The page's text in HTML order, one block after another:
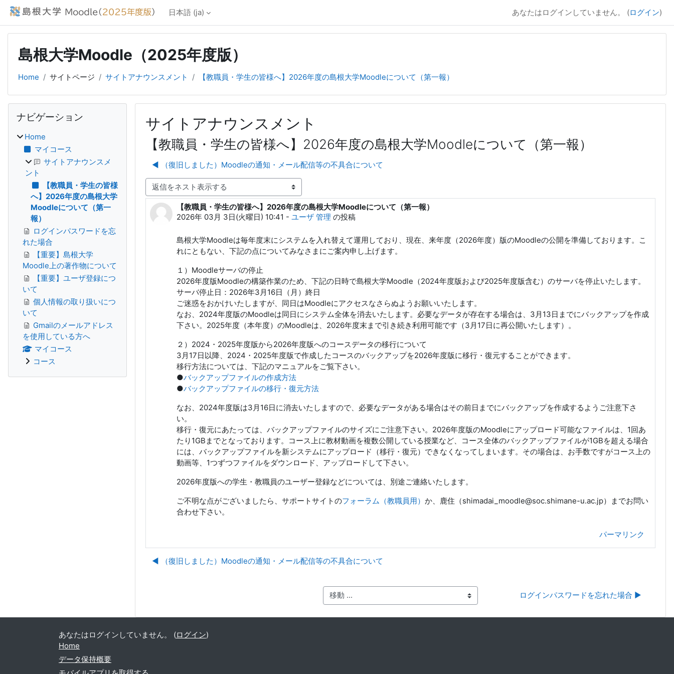
メインコンテンツへスキップする
日本語 ‎(ja)‎ あなたはログインしていません。 (ログイン)
島根大学Moodle（2025年度版）
Home サイトページ サイトアナウンスメント 【教職員・学生の皆様へ】2026年度の島根大学Moodleについて（第一報）
サイトアナウンスメント
【教職員・学生の皆様へ】2026年度の島根大学Moodleについて（第一報）
◀︎ （復旧しました）Moodleの通知・メール配信等の不具合について
表示モード
【教職員・学生の皆様へ】2026年度の島根大学Moodleについて（第一報）
2026年 03月 3日(火曜日) 10:41 - ユーザ 管理 の投稿
返信数: 0
島根大学Moodleは毎年度末にシステムを入れ替えて運用しており、現在、来年度（2026年度）版のMoodleの公開を準備しております。こ
れにともない、下記の点についてみなさまにご案内申し上げます。
１）Moodleサーバの停止
2026年度版Moodleの構築作業のため、下記の日時で島根大学Moodle（2024年度版および2025年度版含む）のサーバを停止いたします。
サーバ停止日：2026年3月16日（月）終日
ご迷惑をおかけいたしますが、同日はMoodleにアクセスなさらぬようお願いいたします。
なお、2024年度版のMoodleは同日にシステム全体を消去いたします。必要なデータが存在する場合は、3月13日までにバックアップを作成
下さい。2025年度（本年度）のMoodleは、2026年度末まで引き続き利用可能です（3月17日に再公開いたします）。
２）2024・2025年度版から2026年度版へのコースデータの移行について
3月17日以降、2024・2025年度版で作成したコースのバックアップを2026年度版に移行・復元することができます。
移行方法については、下記のマニュアルをご覧下さい。
●バックアップファイルの作成方法
●バックアップファイルの移行・復元方法
なお、2024年度版は3月16日に消去いたしますので、必要なデータがある場合はその前日までにバックアップを作成するようご注意下さ
い。
移行・復元にあたっては、バックアップファイルのサイズにご注意下さい。2026年度版のMoodleにアップロード可能なファイルは、1回あ
たり1GBまでとなっております。コース上に教材動画を複数公開している授業など、コース全体のバックアップファイルが1GBを超える場合
には、バックアップファイルを新システムにアップロード（移行・復元）できなくなってしまいます。その場合は、お手数ですがコース上の
動画等、1つずつファイルをダウンロード、アップロードして下さい。
2026年度版への学生・教職員のユーザー登録などについては、別途ご連絡いたします。
ご不明な点がございましたら、サポートサイトのフォーラム（教職員用） か、鹿住（shimadai_moodle@soc.shimane-u.ac.jp）までお問い
合わせ下さい。
パーマリンク
◀︎ （復旧しました）Moodleの通知・メール配信等の不具合について
移動 ... ログインパスワードを忘れた場合 ▶︎
ブロック
ナビゲーション
Home
マイコース
サイトアナウンスメ
ント
【教職員・学生の皆様
へ】2026年度の島根大学
Moodleについて（第一
報）
ログインパスワードを忘
れた場合
【重要】島根大学
Moodle上の著作物について
【重要】ユーザ登録につ
いて
個人情報の取り扱いにつ
いて
Gmailのメールアドレス
を使用している方へ
マイコース
コース
あなたはログインしていません。 (ログイン)
Home
データ保持概要